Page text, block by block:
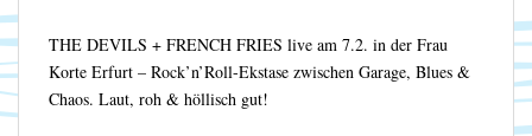
THE DEVILS + FRENCH FRIES live am 7.2. in der Frau
Korte Erfurt – Rock’n’Roll-Ekstase zwischen Garage, Blues &
Chaos. Laut, roh & höllisch gut!